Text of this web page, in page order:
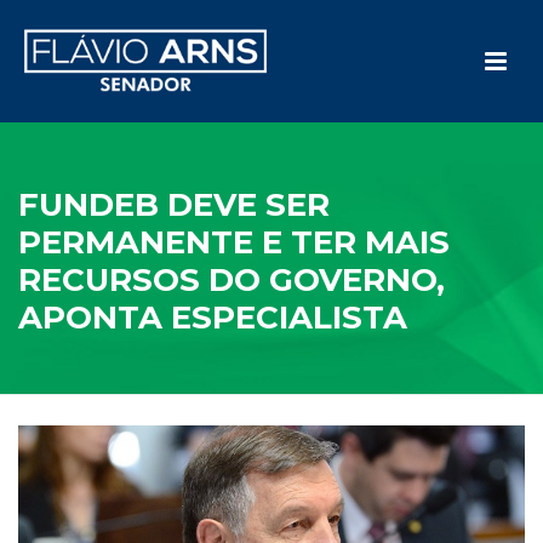
FUNDEB DEVE SER
PERMANENTE E TER MAIS
RECURSOS DO GOVERNO,
APONTA ESPECIALISTA